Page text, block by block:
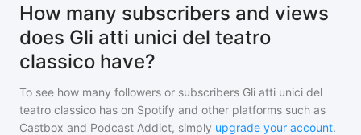
How many subscribers and views
does Gli atti unici del teatro
classico have?
To see how many followers or subscribers Gli atti unici del
teatro classico has on Spotify and other platforms such as
Castbox and Podcast Addict, simply upgrade your account.